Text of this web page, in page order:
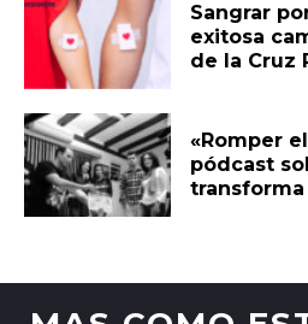
Sangrar
exitosa
de la Cruz
«Romper
pódcast